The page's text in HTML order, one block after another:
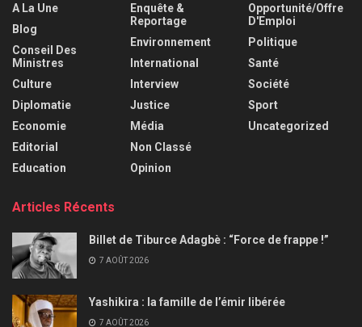
A La Une
Blog
Conseil Des
Ministres
Culture
Diplomatie
Economie
Editorial
Education
Enquête &
Reportage
Environnement
International
Interview
Justice
Média
Non Classé
Opinion
Opportunité/Offre
D'Emploi
Politique
Santé
Société
Sport
Uncategorized
Articles Récents
Billet de Tiburce Adagbè : “Force de frappe !”
7 AOÛT 2026
Yashikira : la famille de l’émir libérée
7 AOÛT 2026